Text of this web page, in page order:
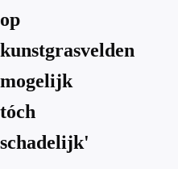
op
kunstgrasvelden
mogelijk
tóch
schadelijk'